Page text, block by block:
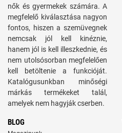
nők és gyermekek számára. A
megfelelő kiválasztása nagyon
fontos, hiszen a szemüvegnek
nemcsak jól kell kinéznie,
hanem jól is kell illeszkednie, és
nem utolsósorban megfelelően
kell betöltenie a funkcióját.
Katalógusunkban minőségi
márkás termékeket talál,
amelyek nem hagyják cserben.
BLOG